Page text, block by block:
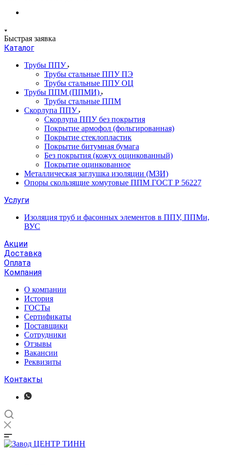
Быстрая заявка
Каталог
Трубы ППУ
Трубы стальные ППУ ПЭ
Трубы стальные ППУ ОЦ
Трубы ППМ (ППМИ)
Трубы стальные ППМ
Скорлупа ППУ
Скорлупа ППУ без покрытия
Покрытие армофол (фольгированная)
Покрытие стеклопластик
Покрытие битумная бумага
Без покрытия (кожух оцинкованный)
Покрытие оцинкованное
Металлическая заглушка изоляции (МЗИ)
Опоры скользящие хомутовые ППМ ГОСТ Р 56227
Услуги
Изоляция труб и фасонных элементов в ППУ, ППМи,
ВУС
Акции
Доставка
Оплата
Компания
О компании
История
ГОСТы
Сертификаты
Поставщики
Сотрудники
Отзывы
Вакансии
Реквизиты
Контакты